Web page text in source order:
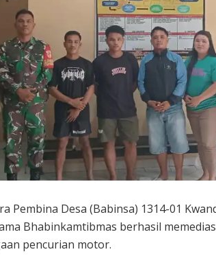
Pembina Desa (Babinsa) 1314-01
Bhabinkamtibmas berhasil
pencurian motor.